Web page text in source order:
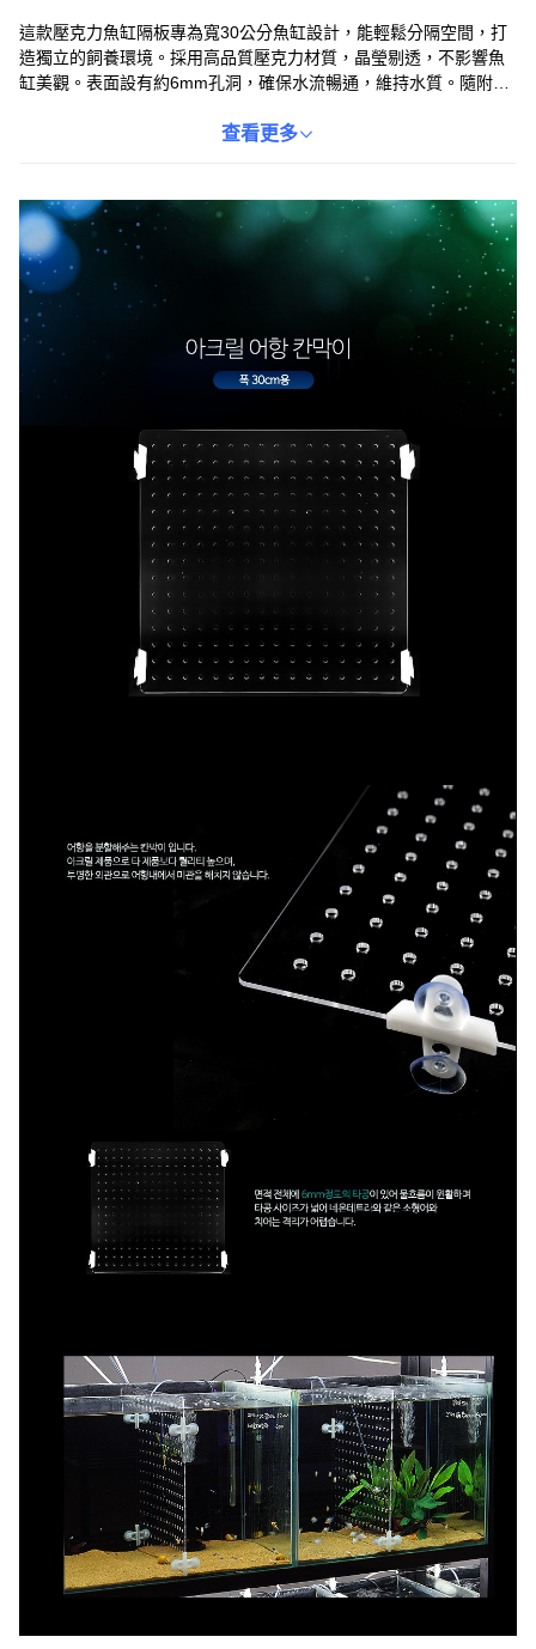
這款壓克力魚缸隔板專為寬30公分魚缸設計，能輕鬆分隔空間，打
造獨立的飼養環境。採用高品質壓克力材質，晶瑩剔透，不影響魚
缸美觀。表面設有約6mm孔洞，確保水流暢通，維持水質。隨附四
查看更多